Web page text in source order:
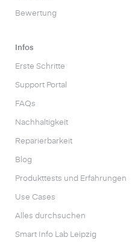
Bewertung
Infos
Erste Schritte
Support Portal
FAQs
Nachhaltigkeit
Reparierbarkeit
Blog
Produkttests und Erfahrungen
Use Cases
Alles durchsuchen
Smart Info Lab Leipzig